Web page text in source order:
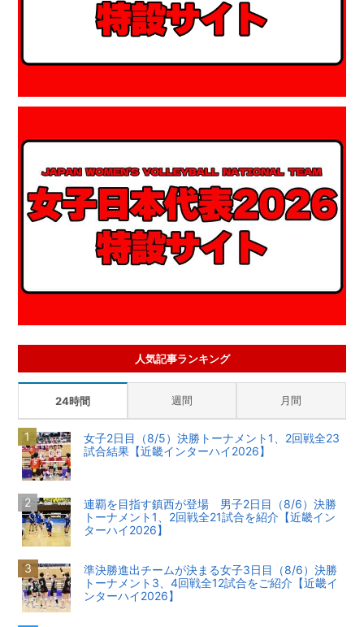
人気記事ランキング
24時間 週間 月間
女子2日目（8/5）決勝トーナメント1、2回戦全23
試合結果【近畿インターハイ2026】
連覇を目指す鎮西が登場 男子2日目（8/6）決勝
トーナメント1、2回戦全21試合を紹介【近畿イン
ターハイ2026】
準決勝進出チームが決まる女子3日目（8/6）決勝
トーナメント3、4回戦全12試合をご紹介【近畿イ
ンターハイ2026】